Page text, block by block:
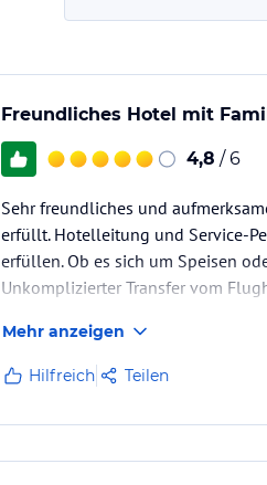
Freundliches Hotel mit
4,8 / 6
Sehr freundliches und
erfüllt. Hotelleitung und Service-
erfüllen. Ob es sich um Speisen
Unkomplizierter Transfer vom
Mehr anzeigen
Hilfreich Teilen